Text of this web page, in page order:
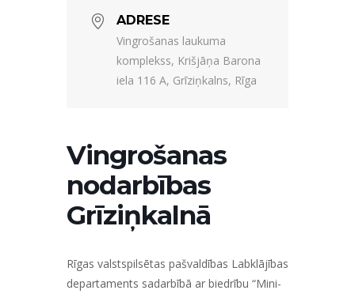
ADRESE
Vingrošanas laukuma
komplekss, Krišjāņa Barona
iela 116 A, Grīziņkalns, Rīga
Vingrošanas
nodarbības
Grīziņkalnā
Rīgas valstspilsētas pašvaldības Labklājības
departaments sadarbībā ar biedrību “Mini-